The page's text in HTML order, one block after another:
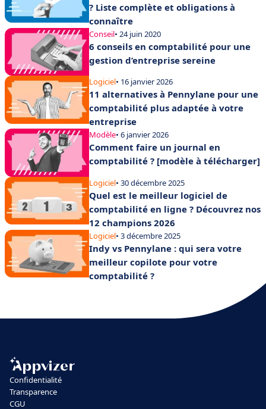
? Liste complète et obligations à
connaître
Conseil• 24 juin 2020
6 conseils en comptabilité pour une
gestion d’entreprise sereine
Logiciel• 16 janvier 2026
11 alternatives à Pennylane pour une
comptabilité plus adaptée à votre
entreprise
Modèle• 6 janvier 2026
Comment faire un journal en
comptabilité ? [modèle à télécharger]
Logiciel• 30 décembre 2025
Quel est le meilleur logiciel de
comptabilité en ligne ? Découvrez nos
12 champions 2026
Logiciel• 3 décembre 2025
Indy vs Pennylane : qui sera votre
meilleur copilote pour votre
comptabilité ?
Confidentialité
Transparence
CGU